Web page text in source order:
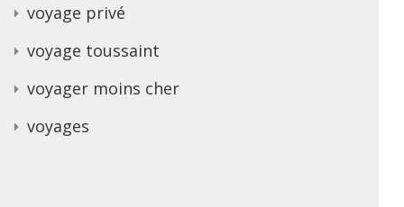
voyage privé
voyage toussaint
voyager moins cher
voyages